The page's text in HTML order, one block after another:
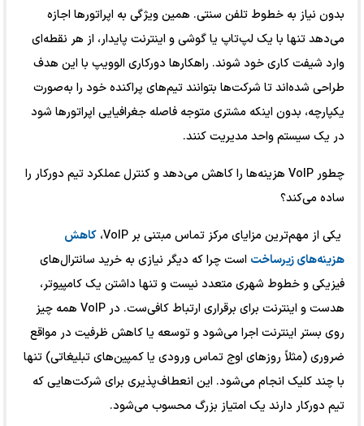
بدون نیاز به خطوط تلفن سنتی. همین ویژگی به اپراتورها اجازه
می‌دهد تنها با یک لپ‌تاپ یا گوشی و اینترنت پایدار، از هر نقطه‌ای
وارد شیفت کاری خود شوند. راهکارها دورکاری الوویپ با این هدف
طراحی شده‌اند تا شرکت‌ها بتوانند تیم‌های پراکنده خود را به‌صورت
یکپارچه، بدون اینکه مشتری متوجه فاصله جغرافیایی اپراتورها شود
در یک سیستم واحد مدیریت کنند.
چطور VoIP هزینه‌ها را کاهش می‌دهد و کنترل عملکرد تیم دورکار را
ساده می‌کند؟
یکی از مهم‌ترین مزایای مرکز تماس مبتنی بر VoIP،
کاهش
هزینه‌های زیرساخت است چرا که دیگر نیازی به خرید سانترال‌های
فیزیکی و خطوط شهری متعدد نیست و تنها داشتن یک کامپیوتر،
هدست و اینترنت برای برقراری ارتباط کافی‌ست. در VoIP همه چیز
روی بستر اینترنت اجرا می‌شود و توسعه یا کاهش ظرفیت در مواقع
ضروری (مثلاً روزهای اوج تماس ورودی یا کمپین‌های تبلیغاتی) تنها
با چند کلیک انجام می‌شود. این انعطاف‌پذیری برای شرکت‌هایی که
تیم دورکار دارند یک امتیاز بزرگ محسوب می‌شود.